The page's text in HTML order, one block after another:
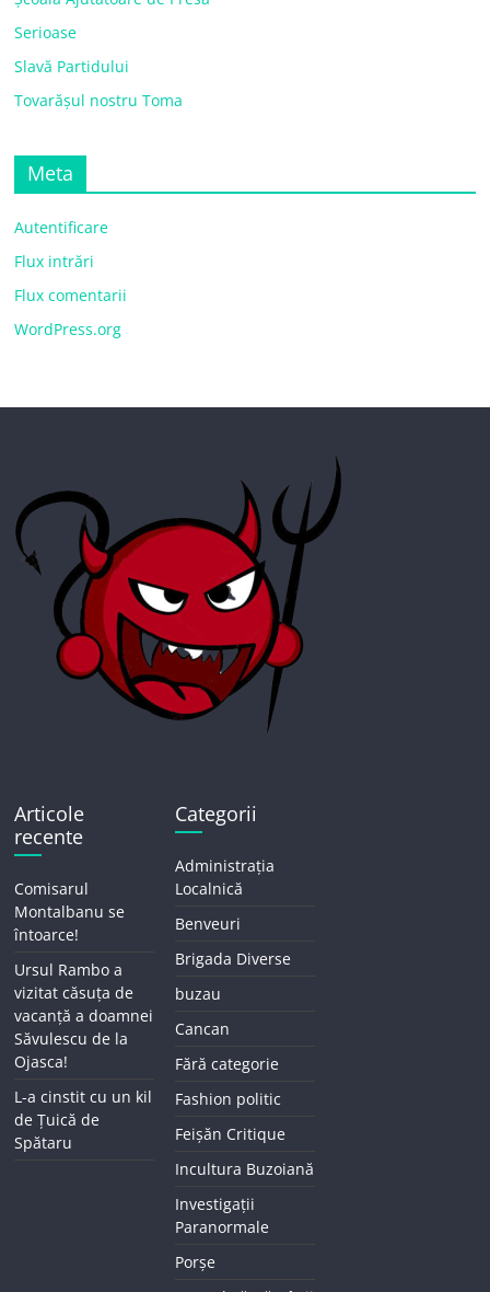
Serioase
Slavă Partidului
Tovarășul nostru Toma
Meta
Autentificare
Flux intrări
Flux comentarii
WordPress.org
Articole
recente
Comisarul
Montalbanu se
întoarce!
Ursul Rambo a
vizitat căsuța de
vacanță a doamnei
Săvulescu de la
Ojasca!
L-a cinstit cu un kil
de Țuică de
Spătaru
Categorii
Administrația
Localnică
Benveuri
Brigada Diverse
buzau
Cancan
Fără categorie
Fashion politic
Feișăn Critique
Incultura Buzoiană
Investigații
Paranormale
Porșe